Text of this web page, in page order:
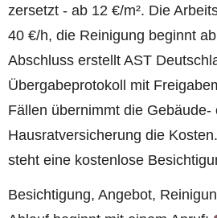
zersetzt - ab 12 €/m². Die
40 €/h, die Reinigung beginnt
Abschluss erstellt AST
Übergabeprotokoll mit
Fällen übernimmt die Gebäude-
Hausratversicherung die
steht eine kostenlose
Besichtigung, Angebot,